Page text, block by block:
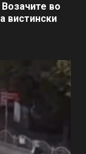
во
вистински